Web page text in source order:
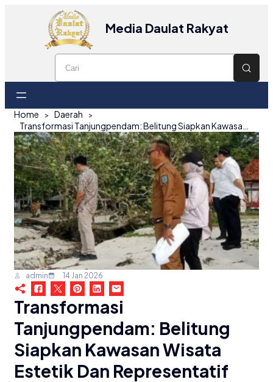
Media Daulat Rakyat
Home
Daerah
admin 14 Jan 2026
Transformasi
Tanjungpendam: Belitung
Siapkan Kawasan Wisata
Estetik Dan Representatif